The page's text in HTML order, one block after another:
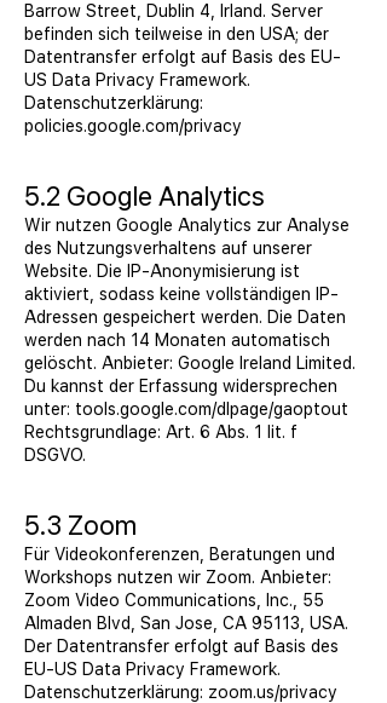
Barrow Street, Dublin 4, Irland. Server
befinden sich teilweise in den USA; der
Datentransfer erfolgt auf Basis des EU-
US Data Privacy Framework.
Datenschutzerklärung:
policies.google.com/privacy
5.2 Google Analytics
Wir nutzen Google Analytics zur Analyse
des Nutzungsverhaltens auf unserer
Website. Die IP-Anonymisierung ist
aktiviert, sodass keine vollständigen IP-
Adressen gespeichert werden. Die Daten
werden nach 14 Monaten automatisch
gelöscht. Anbieter: Google Ireland Limited.
Du kannst der Erfassung widersprechen
unter: tools.google.com/dlpage/gaoptout
Rechtsgrundlage: Art. 6 Abs. 1 lit. f
DSGVO.
5.3 Zoom
Für Videokonferenzen, Beratungen und
Workshops nutzen wir Zoom. Anbieter:
Zoom Video Communications, Inc., 55
Almaden Blvd, San Jose, CA 95113, USA.
Der Datentransfer erfolgt auf Basis des
EU-US Data Privacy Framework.
Datenschutzerklärung: zoom.us/privacy